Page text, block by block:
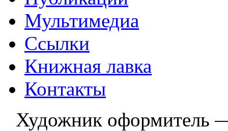
Мультимедиа
Ссылки
Книжная лавка
Контакты
Художник оформитель